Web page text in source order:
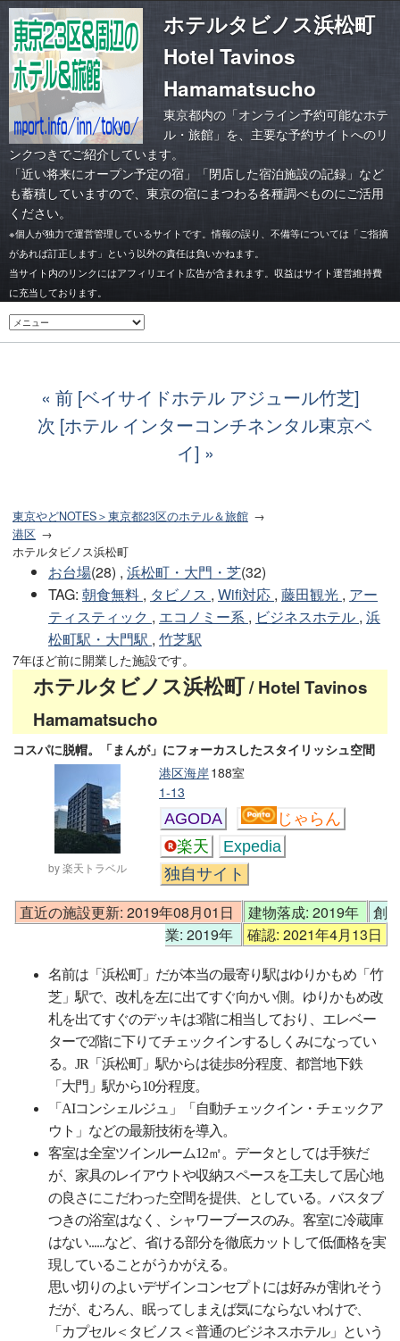
ホテルタビノス浜松町
Hotel Tavinos
Hamamatsucho
東京都内の「オンライン予約可能なホテ
ル・旅館」を、主要な予約サイトへのリ
ンクつきでご紹介しています。
「近い将来にオープン予定の宿 」「閉店した宿泊施設の記録 」など
も蓄積していますので、東京の宿にまつわる各種調べものにご活用
ください。
※個人が独力で運営管理しているサイトです。情報の誤り、不備等については「ご指摘
があれば訂正します」という以外の責任は負いかねます。
当サイト内のリンクにはアフィリエイト広告が含まれます。収益はサイト運営維持費
に充当しております。
前 [ベイサイドホテル アジュール竹芝]
次 [ホテル インターコンチネンタル東京ベ
イ]
東京やどNOTES＞東京都23区のホテル＆旅館
港区
ホテルタビノス浜松町
お台場(28) , 浜松町・大門・芝(32)
TAG: 朝食無料 , タビノス , Wifi対応 , 藤田観光 , アー
ティスティック , エコノミー系 , ビジネスホテル , 浜
松町駅・大門駅 , 竹芝駅
7年ほど前に開業した施設です。
ホテルタビノス浜松町/ Hotel Tavinos
Hamamatsucho
コスパに脱帽。「まんが」にフォーカスしたスタイリッシュ空間
by 楽天トラベル
188室
港区海岸
1-13
AGODA
じゃらん
楽天
Expedia
独自サイト
直近の施設更新: 2019年08月01日 建物落成: 2019年
創
業: 2019年
確認: 2021年4月13日
名前は「浜松町」だが本当の最寄り駅はゆりかもめ「竹
芝」駅で、改札を左に出てすぐ向かい側。ゆりかもめ改
札を出てすぐのデッキは3階に相当しており、エレベー
ターで2階に下りてチェックインするしくみになってい
る。JR「浜松町」駅からは徒歩8分程度、都営地下鉄
「大門」駅から10分程度。
「AIコンシェルジュ」「自動チェックイン・チェックア
ウト」などの最新技術を導入。
客室は全室ツインルーム12㎡。データとしては手狭だ
が、家具のレイアウトや収納スペースを工夫して居心地
の良さにこだわった空間を提供、としている。バスタブ
つきの浴室はなく、シャワーブースのみ。客室に冷蔵庫
はない......など、省ける部分を徹底カットして低価格を実
現していることがうかがえる。
思い切りのよいデザインコンセプトには好みが割れそう
だが、むろん、眠ってしまえば気にならないわけで、
「カプセル＜タビノス＜普通のビジネスホテル」という